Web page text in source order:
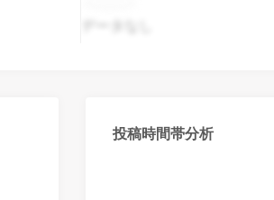
投稿時間帯分析